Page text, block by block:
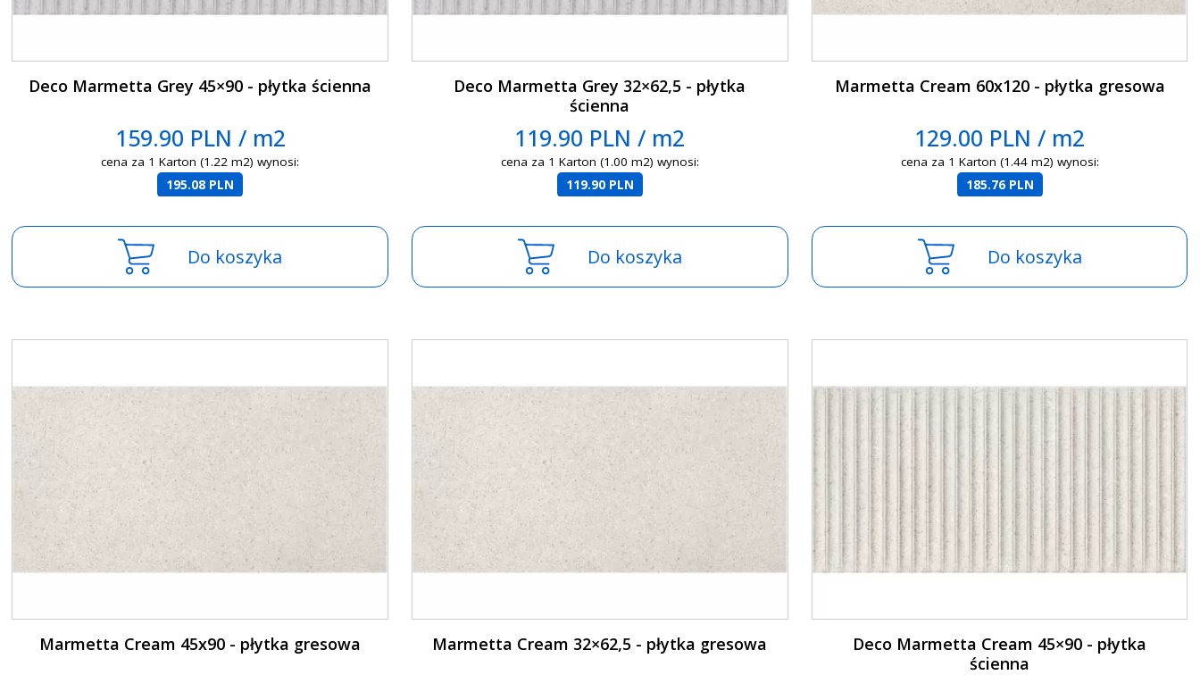
Deco Marmetta Grey 45×90 - płytka ścienna
159.90 PLN / m2
cena za 1 Karton (1.22 m2) wynosi:
195.08 PLN
Do koszyka
Deco Marmetta Grey 32×62,5 - płytka
ścienna
119.90 PLN / m2
cena za 1 Karton (1.00 m2) wynosi:
119.90 PLN
Do koszyka
Marmetta Cream 60x120 - płytka gresowa
129.00 PLN / m2
cena za 1 Karton (1.44 m2) wynosi:
185.76 PLN
Do koszyka
Marmetta Cream 45x90 - płytka gresowa Marmetta Cream 32×62,5 - płytka gresowa
Deco Marmetta Cream 45×90 - płytka
ścienna